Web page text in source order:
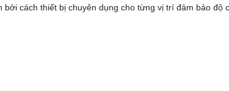
cách thiết bị chuyên dụng cho từng vị trí đảm bảo độ